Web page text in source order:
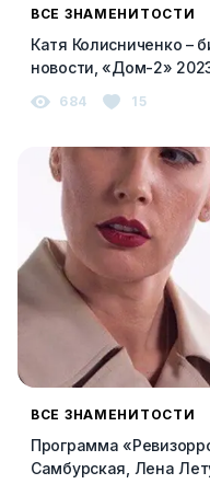
ВСЕ ЗНАМЕНИТОСТИ
Катя Колисниченко –
новости, «Дом-2»
684 15
ВСЕ ЗНАМЕНИТОСТИ
Программа
Самбурская, Лена